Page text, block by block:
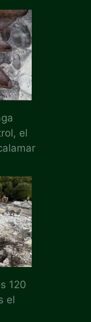
el
120
el